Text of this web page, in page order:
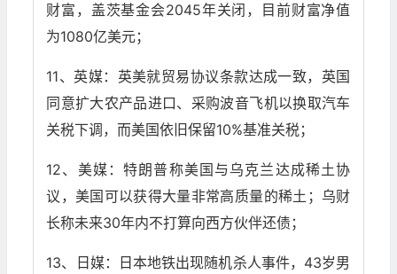
财富，盖茨基金会2045年关闭，目前财富净值
为1080亿美元；
11、英媒：英美就贸易协议条款达成一致，英国
同意扩大农产品进口、采购波音飞机以换取汽车
关税下调，而美国依旧保留10%基准关税；
12、美媒：特朗普称美国与乌克兰达成稀土协
议，美国可以获得大量非常高质量的稀土；乌财
长称未来30年内不打算向西方伙伴还债；
13、日媒：日本地铁出现随机杀人事件，43岁男